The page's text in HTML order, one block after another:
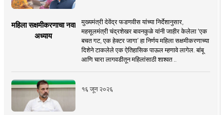
महिला सक्षमीकरणाचा नवा
अध्याय
मुख्यमंत्री देवेंद्र फडणवीस यांच्या निर्देशानुसार,
महसूलमंत्री चंद्रशेखर बावनकुळे यांनी जाहीर केलेला ‘एक
बचत गट, एक हेक्टर जागा’ हा निर्णय महिला सक्षमीकरणाच्या
दिशेने टाकलेले एक ऐतिहासिक पाऊल म्हणावे लागेल. बांबू
आणि चारा लागवडीतून महिलांसाठी शाश्वत ..
१६ जून २०२६